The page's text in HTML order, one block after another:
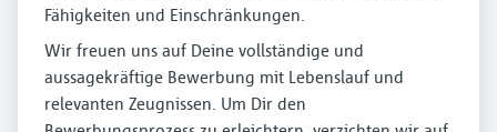
Fähigkeiten und Einschränkungen.
Wir freuen uns auf Deine vollständige und
aussagekräftige Bewerbung mit Lebenslauf und
relevanten Zeugnissen. Um Dir den